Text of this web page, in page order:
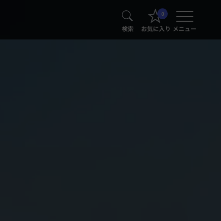
検索
0
お気に入り メニュー